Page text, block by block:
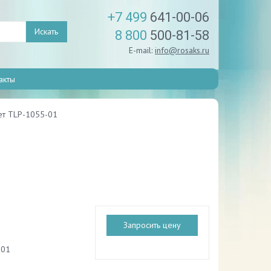
Искать
+7 499 641-00-06
8 800 500-81-58
E-mail: info@rosaks.ru
TLP-1055-01
Запросить цену